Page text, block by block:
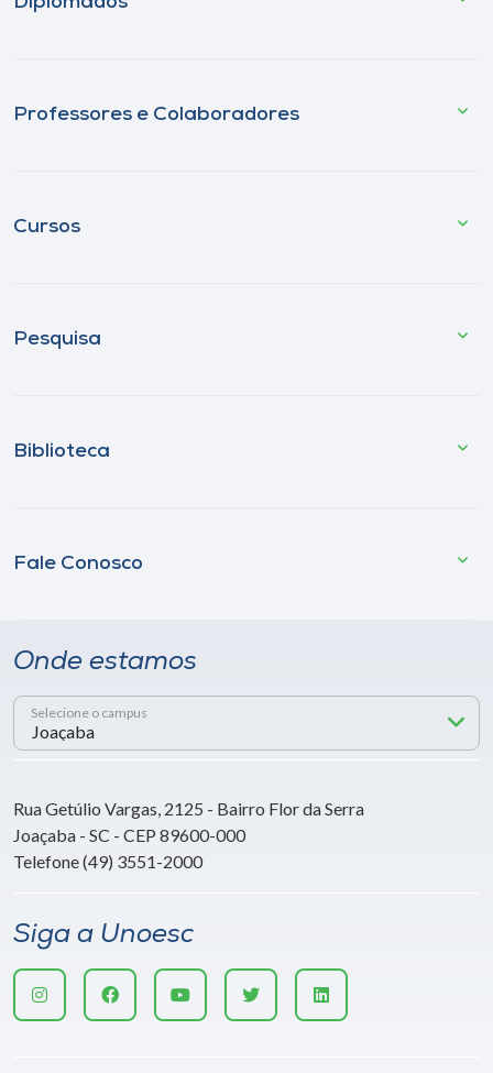
Professores e Colaboradores
Cursos
Pesquisa
Biblioteca
Fale Conosco
Onde estamos
Selecione o campus
Rua Getúlio Vargas, 2125 - Bairro Flor da Serra
Joaçaba - SC - CEP 89600-000
Telefone (49) 3551-2000
Siga a Unoesc